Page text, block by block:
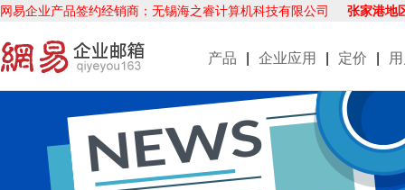
网易企业产品签约经销商：无锡海之睿计算机科技有限公司 张家港地
产品 企业应用 定价